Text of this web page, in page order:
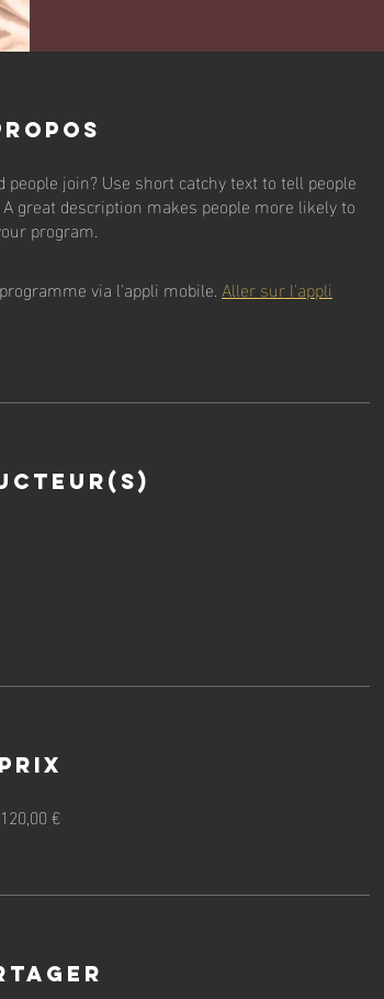
join? Use short catchy text to tell people
great description makes people more likely to
program.
via l'appli mobile.Aller sur l'appli
Prix
120,00 €